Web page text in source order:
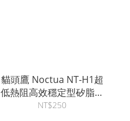
貓頭鷹 Noctua NT-H1超
低熱阻高效穩定型矽脂散
熱膏
NT$250